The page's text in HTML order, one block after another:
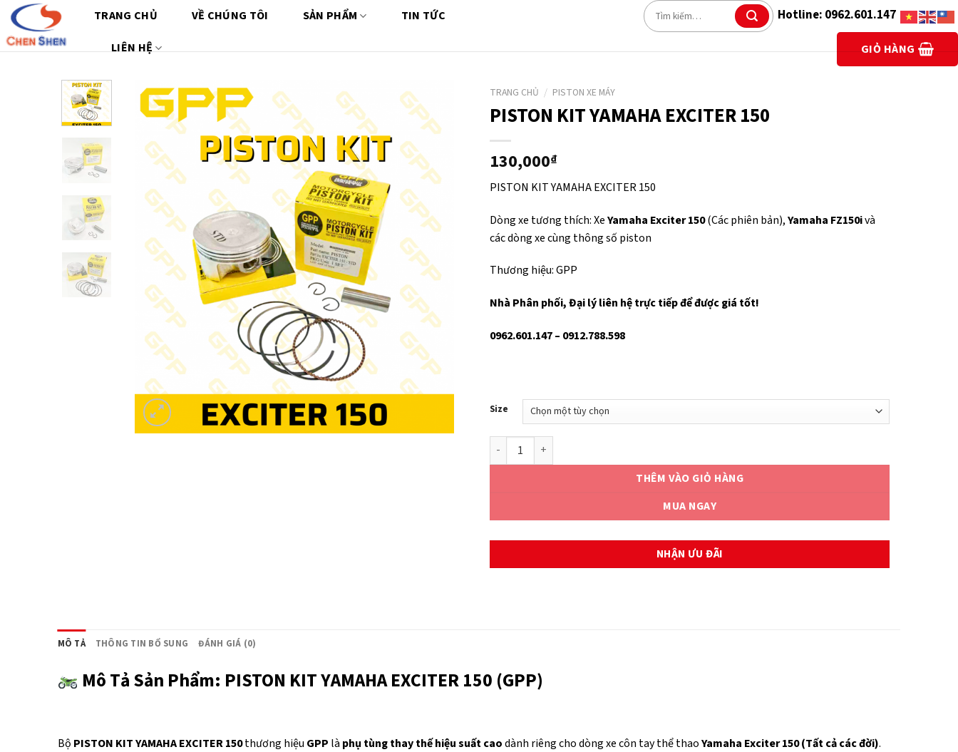
Chuyển
đến
nội
TRANG CHỦ VỀ CHÚNG TÔI SẢN PHẨM TIN TỨC
LIÊN HỆ
Tìm
kiếm:
Hotline: 0962.601.147
GIỎ HÀNG
TRANG CHỦ / PISTON XE MÁY
PISTON KIT YAMAHA EXCITER 150
130,000₫
PISTON KIT YAMAHA EXCITER 150
Dòng xe tương thích: XeYamaha Exciter 150(Các phiên bản),Yamaha FZ150ivà
các dòng xe cùng thông số piston
Thương hiệu: GPP
Nhà Phân phối, Đại lý liên hệ trực tiếp để được giá tốt!
0962.601.147 – 0912.788.598
Size
PISTON KIT YAMAHA EXCITER 150 số lượng
THÊM VÀO GIỎ HÀNG
MUA NGAY
NHẬN ƯU ĐÃI
MÔ TẢ THÔNG TIN BỔ SUNG ĐÁNH GIÁ (0)
Mô Tả Sản Phẩm: PISTON KIT YAMAHA EXCITER 150 (GPP)
Bộ PISTON KIT YAMAHA EXCITER 150thương hiệu GPP là phụ tùng thay thế hiệu suất caodành riêng cho dòng xe côn tay thể thaoYamaha Exciter 150 (Tất cả các đời).